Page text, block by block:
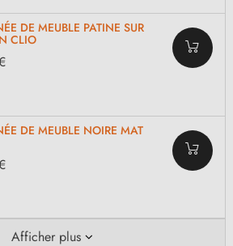
DE MEUBLE PATINE SUR
CLIO
DE MEUBLE NOIRE MAT
Afficher plus